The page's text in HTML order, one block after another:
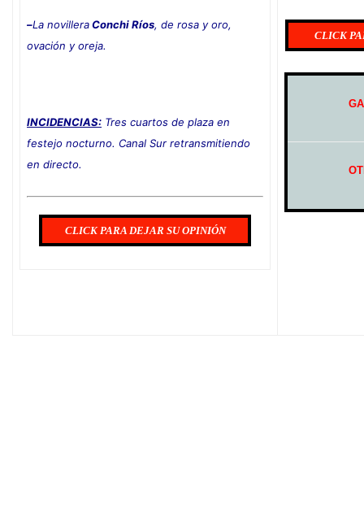
–La novilleraConchi Ríos, de rosa y oro,
ovación y oreja.
INCIDENCIAS: Tres cuartos de plaza en
festejo nocturno. Canal Sur retransmitiendo
en directo.
CLICK PARA DEJAR SU OPINIÓN
CLICK